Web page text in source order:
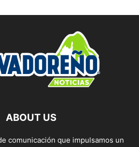
ABOUT US
comunicación que impulsamos un